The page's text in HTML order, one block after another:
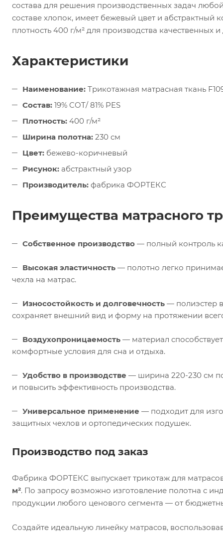
состава для решения производственных задач
составе хлопок, имеет бежевый цвет и
плотность 400 г/м² для производства качественных
Характеристики
Наименование: Трикотажная матрасная ткань
Состав: 19% COT/ 81% PES
Плотность: 400 г/м²
Ширина полотна: 230 см
Цвет: бежево-коричневый
Рисунок: абстрактный узор
Производитель: фабрика ФОРТЕКС
Преимущества матрасного
Собственное производство — полный контроль
Высокая эластичность — полотно легко
чехла на матрас.
Износостойкость и долговечность — полиэстер
сохраняет внешний вид и форму на протяжении
Воздухопроницаемость — материал
комфортные условия для сна и отдыха.
Удобство в производстве — ширина 220-230 см
и повысить эффективность производства.
Универсальное применение — подходит для
защитных чехлов и ортопедических подушек.
Производство под заказ
Фабрика ФОРТЕКС выпускает трикотаж для
м². По запросу возможно изготовление полотна с
продукции любого ценового сегмента — от
Создайте идеальную линейку матрасов,